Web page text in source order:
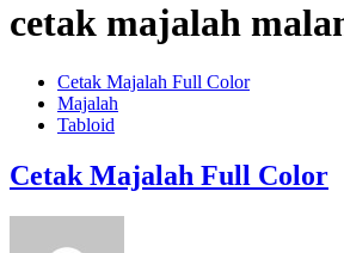
cetak majalah
Cetak Majalah Full Color
Majalah
Tabloid
Cetak Majalah Full Color